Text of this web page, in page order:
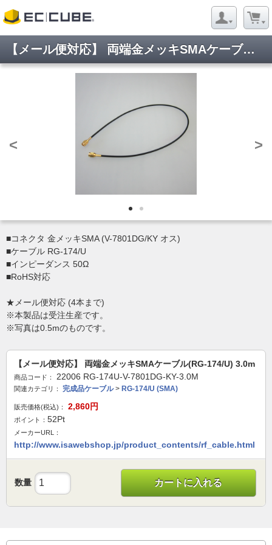
【メール便対応】 両端金メッキSMAケーブル(RG-174/U) 3.0m
< >
■コネクタ 金メッキSMA (V-7801DG/KY オス)
■ケーブル RG-174/U
■インピーダンス 50Ω
■RoHS対応
★メール便対応 (4本まで)
※本製品は受注生産です。
※写真は0.5mのものです。
【メール便対応】 両端金メッキSMAケーブル(RG-174/U) 3.0m
商品コード： 22006 RG-174U-V-7801DG-KY-3.0M
関連カテゴリ： 完成品ケーブル> RG-174/U (SMA)
販売価格(税込)： 2,860円
ポイント： 52Pt
メーカーURL：
http://www.isawebshop.jp/product_contents/rf_cable.html
数量 カートに入れる